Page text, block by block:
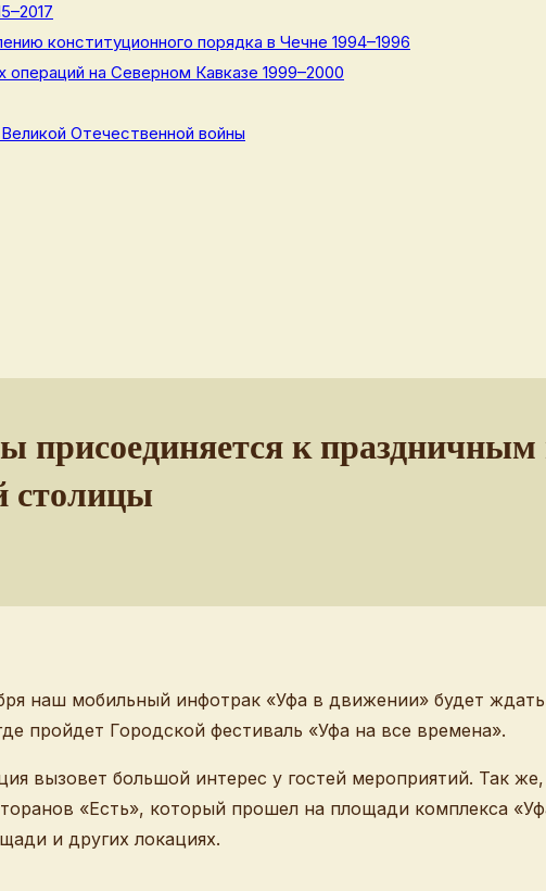
конституционного порядка в Чечне 1994–1996
операций на Северном Кавказе 1999–2000
Отечественной войны
присоединяется к
столицы
наш мобильный инфотрак «Уфа в движении» будет
пройдет Городской фестиваль «Уфа на все времена».
вызовет большой интерес у гостей мероприятий. Так
«Есть», который прошел на площади комплекса
и других локациях.